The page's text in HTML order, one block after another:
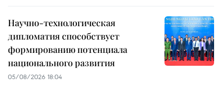
Научно-технологическая
дипломатия способствует
формированию потенциала
национального развития
05/08/2026 18:04